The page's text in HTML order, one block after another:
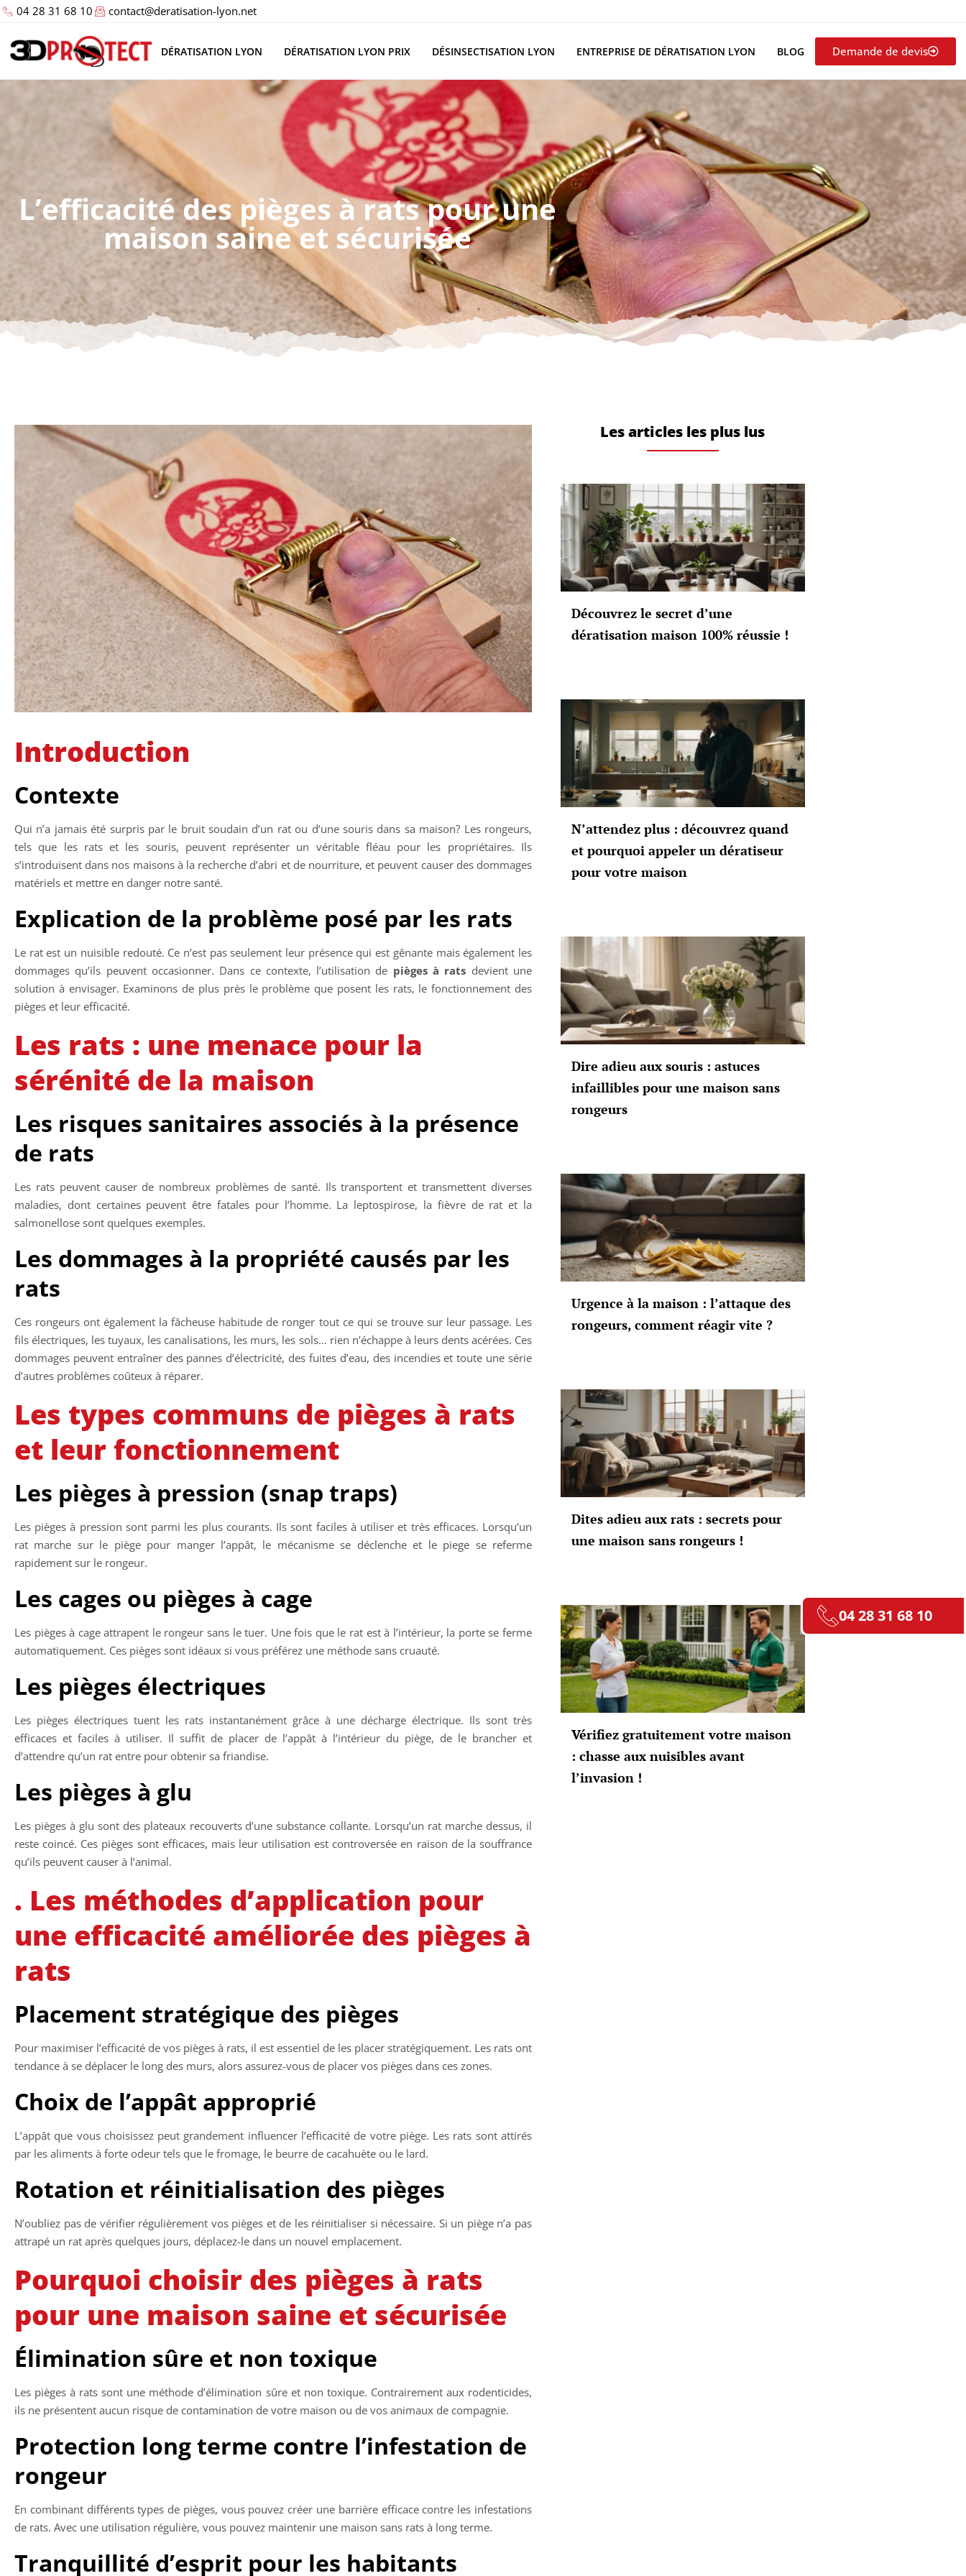
04 28 31 68 10 contact@deratisation-lyon.net
DÉRATISATION LYON DÉRATISATION LYON PRIX DÉSINSECTISATION LYON ENTREPRISE DE DÉRATISATION LYON BLOG Demande de devis
L’efficacité des pièges à rats pour une
maison saine et sécurisée
Introduction
Contexte
Qui n’a jamais été surpris par le bruit soudain d’un rat ou d’une souris dans sa maison? Les rongeurs,
tels que les rats et les souris, peuvent représenter un véritable fléau pour les propriétaires. Ils
s’introduisent dans nos maisons à la recherche d’abri et de nourriture, et peuvent causer des dommages
matériels et mettre en danger notre santé.
Explication de la problème posé par les rats
Le rat est un nuisible redouté. Ce n’est pas seulement leur présence qui est gênante mais également les
dommages qu’ils peuvent occasionner. Dans ce contexte, l’utilisation de pièges à rats devient une
solution à envisager. Examinons de plus près le problème que posent les rats, le fonctionnement des
pièges et leur efficacité.
Les rats : une menace pour la
sérénité de la maison
Les risques sanitaires associés à la présence
de rats
Les rats peuvent causer de nombreux problèmes de santé. Ils transportent et transmettent diverses
maladies, dont certaines peuvent être fatales pour l’homme. La leptospirose, la fièvre de rat et la
salmonellose sont quelques exemples.
Les dommages à la propriété causés par les
rats
Ces rongeurs ont également la fâcheuse habitude de ronger tout ce qui se trouve sur leur passage. Les
fils électriques, les tuyaux, les canalisations, les murs, les sols… rien n’échappe à leurs dents acérées. Ces
dommages peuvent entraîner des pannes d’électricité, des fuites d’eau, des incendies et toute une série
d’autres problèmes coûteux à réparer.
Les types communs de pièges à rats
et leur fonctionnement
Les pièges à pression (snap traps)
Les pièges à pression sont parmi les plus courants. Ils sont faciles à utiliser et très efficaces. Lorsqu’un
rat marche sur le piège pour manger l’appât, le mécanisme se déclenche et le piege se referme
rapidement sur le rongeur.
Les cages ou pièges à cage
Les pièges à cage attrapent le rongeur sans le tuer. Une fois que le rat est à l’intérieur, la porte se ferme
automatiquement. Ces pièges sont idéaux si vous préférez une méthode sans cruauté.
Les pièges électriques
Les pièges électriques tuent les rats instantanément grâce à une décharge électrique. Ils sont très
efficaces et faciles à utiliser. Il suffit de placer de l’appât à l’intérieur du piège, de le brancher et
d’attendre qu’un rat entre pour obtenir sa friandise.
Les pièges à glu
Les pièges à glu sont des plateaux recouverts d’une substance collante. Lorsqu’un rat marche dessus, il
reste coincé. Ces pièges sont efficaces, mais leur utilisation est controversée en raison de la souffrance
qu’ils peuvent causer à l’animal.
. Les méthodes d’application pour
une efficacité améliorée des pièges à
rats
Placement stratégique des pièges
Pour maximiser l’efficacité de vos pièges à rats, il est essentiel de les placer stratégiquement. Les rats ont
tendance à se déplacer le long des murs, alors assurez-vous de placer vos pièges dans ces zones.
Choix de l’appât approprié
L’appât que vous choisissez peut grandement influencer l’efficacité de votre piège. Les rats sont attirés
par les aliments à forte odeur tels que le fromage, le beurre de cacahuète ou le lard.
Rotation et réinitialisation des pièges
N’oubliez pas de vérifier régulièrement vos pièges et de les réinitialiser si nécessaire. Si un piège n’a pas
attrapé un rat après quelques jours, déplacez-le dans un nouvel emplacement.
Pourquoi choisir des pièges à rats
pour une maison saine et sécurisée
Élimination sûre et non toxique
Les pièges à rats sont une méthode d’élimination sûre et non toxique. Contrairement aux rodenticides,
ils ne présentent aucun risque de contamination de votre maison ou de vos animaux de compagnie.
Protection long terme contre l’infestation de
rongeur
En combinant différents types de pièges, vous pouvez créer une barrière efficace contre les infestations
de rats. Avec une utilisation régulière, vous pouvez maintenir une maison sans rats à long terme.
Tranquillité d’esprit pour les habitants
Les articles les plus lus
Découvrez le secret d’une
dératisation maison 100% réussie !
N’attendez plus : découvrez quand
et pourquoi appeler un dératiseur
pour votre maison
Dire adieu aux souris : astuces
infaillibles pour une maison sans
rongeurs
Urgence à la maison : l’attaque des
rongeurs, comment réagir vite ?
Dites adieu aux rats : secrets pour
une maison sans rongeurs !
Vérifiez gratuitement votre maison
: chasse aux nuisibles avant
l’invasion !
04 28 31 68 10